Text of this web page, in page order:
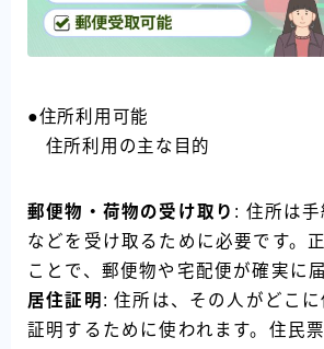
●住所利用可能
住所利用の主な目的
郵便物・荷物の受け取り : 住所は
などを受け取るために必要です。
ことで、郵便物や宅配便が確実に届
居住証明 : 住所は、その人がどこ
証明するために使われます。住民